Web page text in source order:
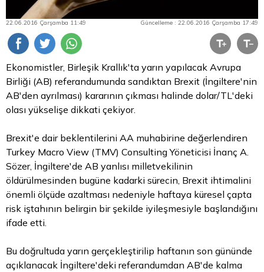
22.06.2016 Çarşamba 11:49 Güncelleme : 22.06.2016 Çarşamba 17:49
Ekonomistler, Birleşik Krallık'ta yarın yapılacak Avrupa
Birliği (AB) referandumunda sandıktan Brexit (İngiltere'nin
AB'den ayrılması) kararının çıkması halinde dolar/TL'deki
olası yükselişe dikkati çekiyor.
Brexit'e dair beklentilerini AA muhabirine değerlendiren
Turkey Macro View (TMV) Consulting Yöneticisi İnanç A.
Sözer, İngiltere'de AB yanlısı milletvekilinin
öldürülmesinden bugüne kadarki sürecin, Brexit ihtimalini
önemli ölçüde azaltması nedeniyle haftaya küresel çapta
risk iştahının belirgin bir şekilde iyileşmesiyle başlandığını
ifade etti.
Bu doğrultuda yarın gerçekleştirilip haftanın son gününde
açıklanacak İngiltere'deki referandumdan AB'de kalma